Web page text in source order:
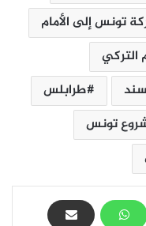
تونس إلى الأمام
التركي
طرابلس
تونس